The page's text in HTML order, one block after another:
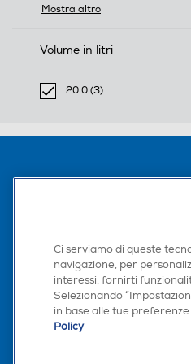
Mostra altro
Volume in litri
20.0 (3)
Ci serviamo di queste
navigazione, per
interessi, fornirti
Selezionando
in base alle tue
Policy